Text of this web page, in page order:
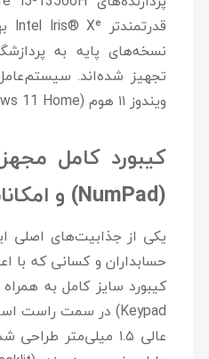
قدرتمندتر Intel Iris® Xᵉ
تجهیز شده‌اند.
ویندوز ۱۱ هوم (Windows 11 Home) است.
کیبورد کامل
(NumPad) و امکانات رفاهی
حسابداران و کسانی که با
Keypad) در سمت راست
عالی ۱.۵ میلی‌متر
طراحی